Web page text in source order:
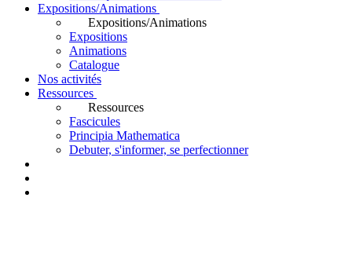
Expositions/Animations
Expositions/Animations
Expositions
Animations
Catalogue
Nos activités
Ressources
Ressources
Fascicules
Principia Mathematica
Debuter, s'informer, se perfectionner